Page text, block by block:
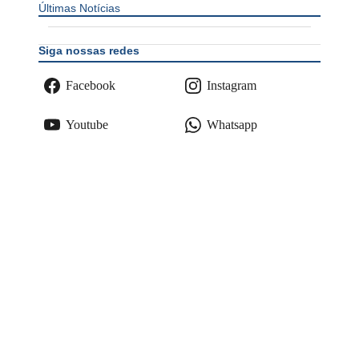
Últimas Notícias
Siga nossas redes
Facebook Instagram
Youtube Whatsapp